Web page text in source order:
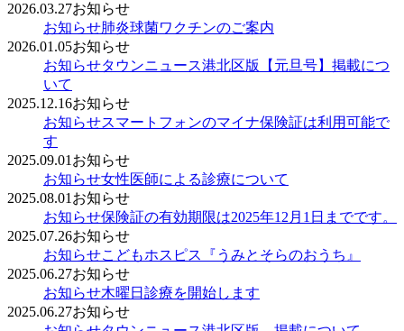
2026.03.27お知らせ
お知らせ肺炎球菌ワクチンのご案内
2026.01.05お知らせ
お知らせタウンニュース港北区版【元旦号】掲載につ
いて
2025.12.16お知らせ
お知らせスマートフォンのマイナ保険証は利用可能で
す
2025.09.01 お知らせ
お知らせ女性医師による診療について
2025.08.01 お知らせ
お知らせ保険証の有効期限は2025年12月1日までです。
2025.07.26お知らせ
お知らせこどもホスピス『うみとそらのおうち』
2025.06.27お知らせ
お知らせ木曜日診療を開始します
2025.06.27お知らせ